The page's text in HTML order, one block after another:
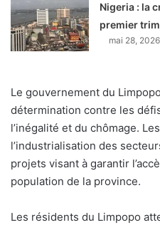
Nigeria : la
premier
mai 28, 2026
Le gouvernement du
détermination contre les
l’inégalité et du chômage.
l’industrialisation des
projets visant à garantir
population de la province.
Les résidents du Limpopo